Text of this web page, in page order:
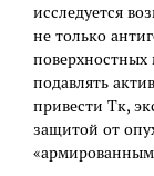
исследуется
не только
поверхностных
подавлять
привести Тк,
защитой от